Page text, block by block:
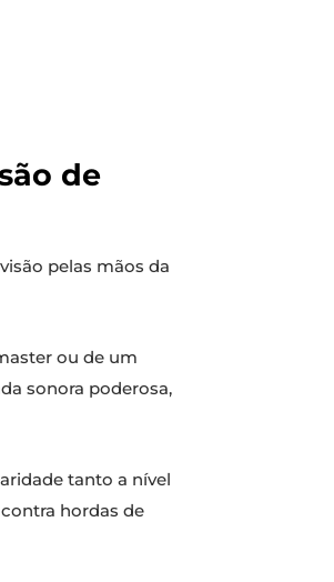
de
pelas mãos da
ou de um
sonora poderosa,
tanto a nível
hordas de